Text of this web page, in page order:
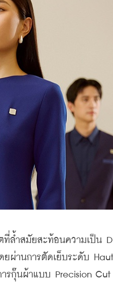
สมัยสะท้อนความเป็น
ผ่านการตัดเย็บระดับ
รกุ๊นผ้าแบบ Precision Cut